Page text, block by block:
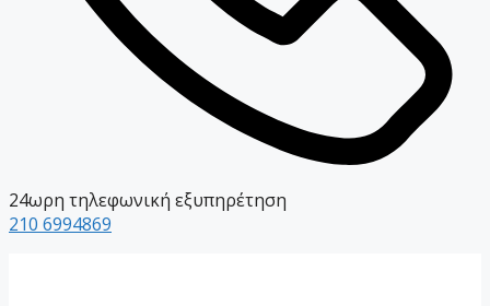
24ωρη τηλεφωνική εξυπηρέτηση
210 6994869